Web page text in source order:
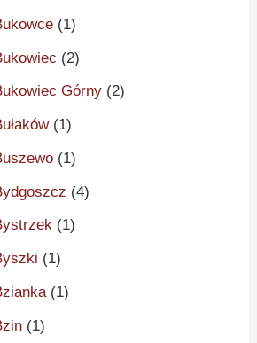
(1)
(2)
Górny (2)
(1)
(1)
(4)
(1)
(1)
(1)
(1)